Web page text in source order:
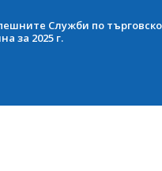
Служби по
за 2025 г.